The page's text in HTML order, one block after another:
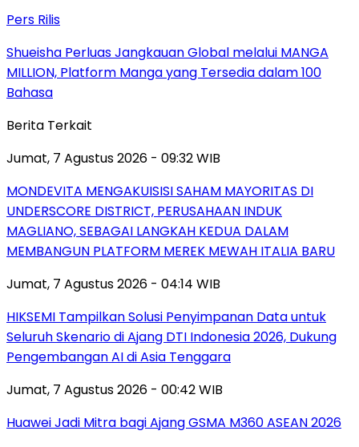
Pers Rilis
Shueisha Perluas Jangkauan Global melalui MANGA
MILLION, Platform Manga yang Tersedia dalam 100
Bahasa
Berita Terkait
Jumat, 7 Agustus 2026 - 09:32 WIB
MONDEVITA MENGAKUISISI SAHAM MAYORITAS DI
UNDERSCORE DISTRICT, PERUSAHAAN INDUK
MAGLIANO, SEBAGAI LANGKAH KEDUA DALAM
MEMBANGUN PLATFORM MEREK MEWAH ITALIA BARU
Jumat, 7 Agustus 2026 - 04:14 WIB
HIKSEMI Tampilkan Solusi Penyimpanan Data untuk
Seluruh Skenario di Ajang DTI Indonesia 2026, Dukung
Pengembangan AI di Asia Tenggara
Jumat, 7 Agustus 2026 - 00:42 WIB
Huawei Jadi Mitra bagi Ajang GSMA M360 ASEAN 2026